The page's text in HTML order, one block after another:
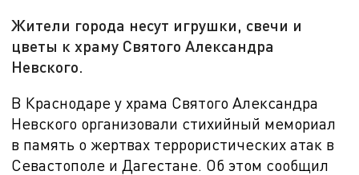
Жители города несут игрушки, свечи и
цветы к храму Святого Александра
Невского.
В Краснодаре у храма Святого Александра
Невского организовали стихийный мемориал
в память о жертвах террористических атак в
Севастополе и Дагестане. Об этом сообщил